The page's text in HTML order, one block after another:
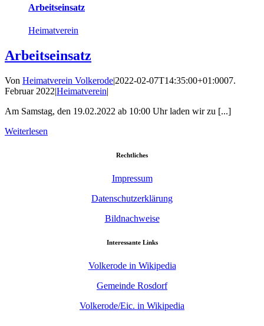
Arbeitseinsatz
Heimatverein
Arbeitseinsatz
Von Heimatverein Volkerode|2022-02-07T14:35:00+01:0007.
Februar 2022|Heimatverein|
Am Samstag, den 19.02.2022 ab 10:00 Uhr laden wir zu [...]
Weiterlesen
Rechtliches
Impressum
Datenschutzerklärung
Bildnachweise
Interessante Links
Volkerode in Wikipedia
Gemeinde Rosdorf
Volkerode/Eic. in Wikipedia